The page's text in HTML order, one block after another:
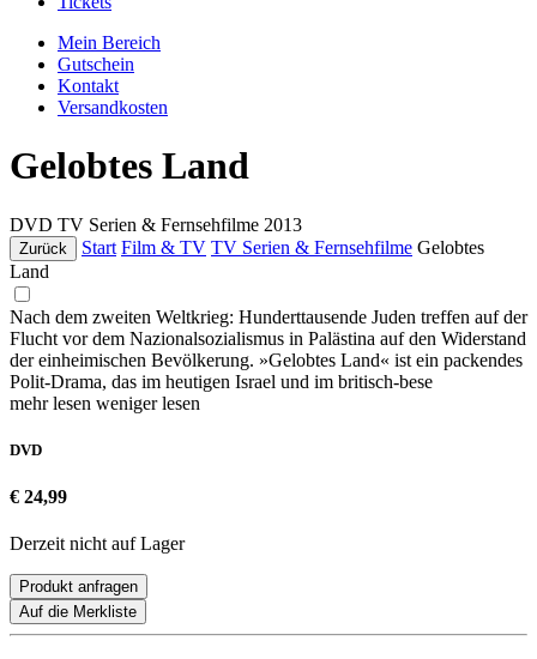
Mein Bereich
Gutschein
Kontakt
Versandkosten
Gelobtes Land
DVD TV Serien & Fernsehfilme 2013
Zurück Start Film & TV TV Serien & Fernsehfilme Gelobtes
Land
Nach dem zweiten Weltkrieg: Hunderttausende Juden treffen auf der
Flucht vor dem Nazionalsozialismus in Palästina auf den Widerstand
der einheimischen Bevölkerung. »Gelobtes Land« ist ein packendes
Polit-Drama, das im heutigen Israel und im britisch-bese
mehr lesen weniger lesen
DVD
€ 24,99
Derzeit nicht auf Lager
Produkt anfragen
Auf die Merkliste